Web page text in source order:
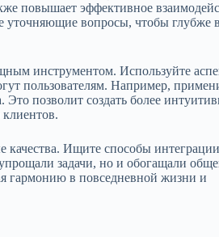
повышает эффективное
уточняющие вопросы, чтобы глубже
инструментом. Используйте
пользователям. Например,
Это позволит создать более
качества. Ищите способы интеграции
задачи, но и обогащали
гармонию в повседневной жизни и